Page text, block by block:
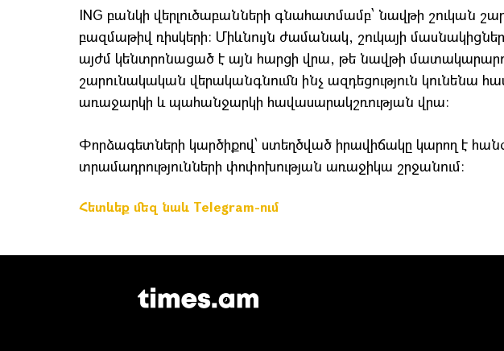
ING բանկի վերլուծաբանների գնահատմամբ՝ նավթի շուկան
բազմաթիվ ռիսկերի։ Միևնույն ժամանակ, շուկայի
այժմ կենտրոնացած է այն հարցի վրա, թե նավթի
շարունակական վերականգնումն ինչ ազդեցություն կունենա
առաջարկի և պահանջարկի հավասարակշռության վրա։
Փորձագետների կարծիքով՝ ստեղծված իրավիճակը կարող է
տրամադրությունների փոփոխության առաջիկա շրջանում։
Հետևեք մեզ նաև Telegram-ում